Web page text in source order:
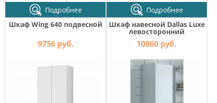
Подробнее
Подробнее
Шкаф Wing 640 подвесной
9756 руб.
Шкаф навесной Dallas Luxe
левосторонний
10860 руб.